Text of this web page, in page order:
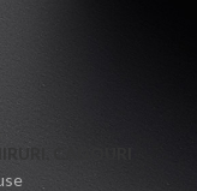
CADOURI